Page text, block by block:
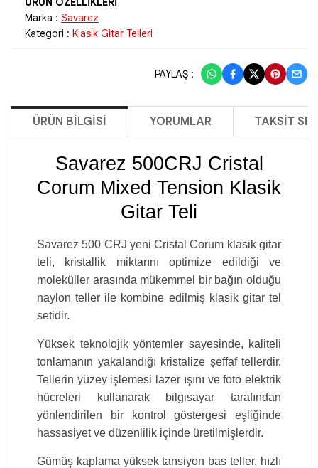
Marka : Savarez
Kategori : Klasik Gitar Telleri
PAYLAŞ :
ÜRÜN BILGISI YORUMLAR TAKSIT
Savarez 500CRJ Cristal
Corum Mixed Tension Klasik
Gitar Teli
Savarez 500 CRJ yeni Cristal Corum klasik gitar
teli, kristallik miktarını optimize edildiği ve
moleküller arasında mükemmel bir bağın olduğu
naylon teller ile kombine edilmiş klasik gitar tel
setidir.
Yüksek teknolojik yöntemler sayesinde, kaliteli
tonlamanın yakalandığı kristalize şeffaf tellerdir.
Tellerin yüzey işlemesi lazer ışını ve foto elektrik
hücreleri kullanarak bilgisayar tarafından
yönlendirilen bir kontrol göstergesi eşliğinde
hassasiyet ve düzenlilik içinde üretilmişlerdir.
Gümüş kaplama yüksek tansiyon bas teller, hızlı